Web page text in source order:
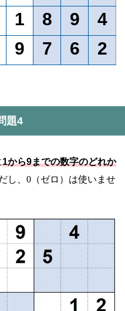
1 8 9
4
9 7 6 2
題4
1から9までの数字のどれか
し、0（ゼロ）は使いませ